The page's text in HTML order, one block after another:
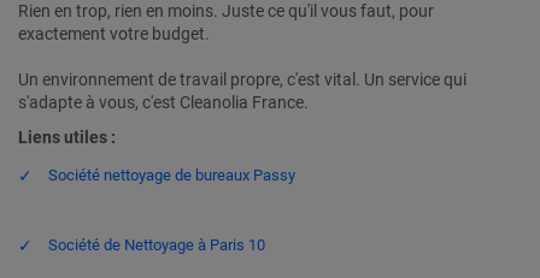
Rien en trop, rien en moins. Juste ce qu'il vous faut, pour
exactement votre budget.
Un environnement de travail propre, c'est vital. Un service qui
s'adapte à vous, c'est Cleanolia France.
Liens utiles :
Société nettoyage de bureaux Passy
Société de Nettoyage à Paris 10